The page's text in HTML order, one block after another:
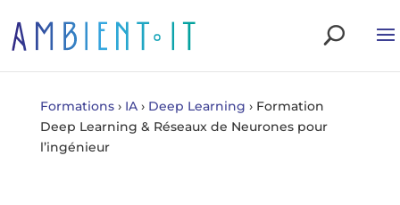
Formations › IA › Deep Learning › Formation
Deep Learning & Réseaux de Neurones pour
l’ingénieur